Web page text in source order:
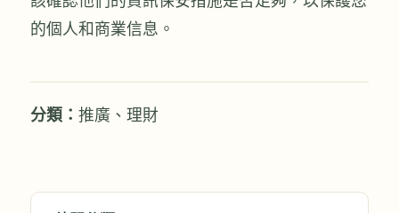
的個人和商業信息。
分類： 推廣 、 理財